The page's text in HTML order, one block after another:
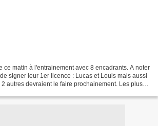
ce matin à l'entrainement avec 8 encadrants. A noter
signer leur 1er licence : Lucas et Louis mais aussi
devraient le faire prochainement. Les plus